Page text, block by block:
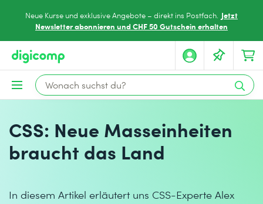
Neue Kurse und exklusive Angebote – direkt ins Postfach. Jetzt
Newsletter abonnieren und CHF 50 Gutschein erhalten
CSS: Neue Masseinheiten
braucht das Land
In diesem Artikel erläutert uns CSS-Experte Alex